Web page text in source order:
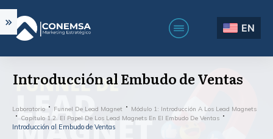
EN
Introducción al Embudo de Ventas
Laboratorio Funnel De Lead Magnet
Módulo 1: Introducción A Los Lead Magnets
Capítulo 1.2. El Papel De Los Lead Magnets En El Embudo De Ventas
Introducción al Embudo de Ventas